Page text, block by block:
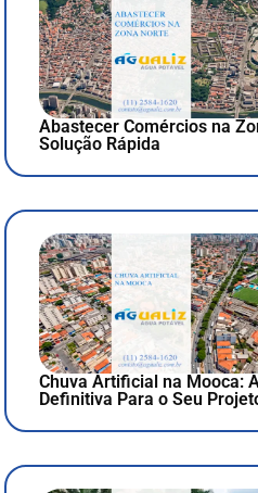
Abastecer Comércios na
Solução Rápida
Chuva Artificial na Mooca:
Definitiva Para o Seu